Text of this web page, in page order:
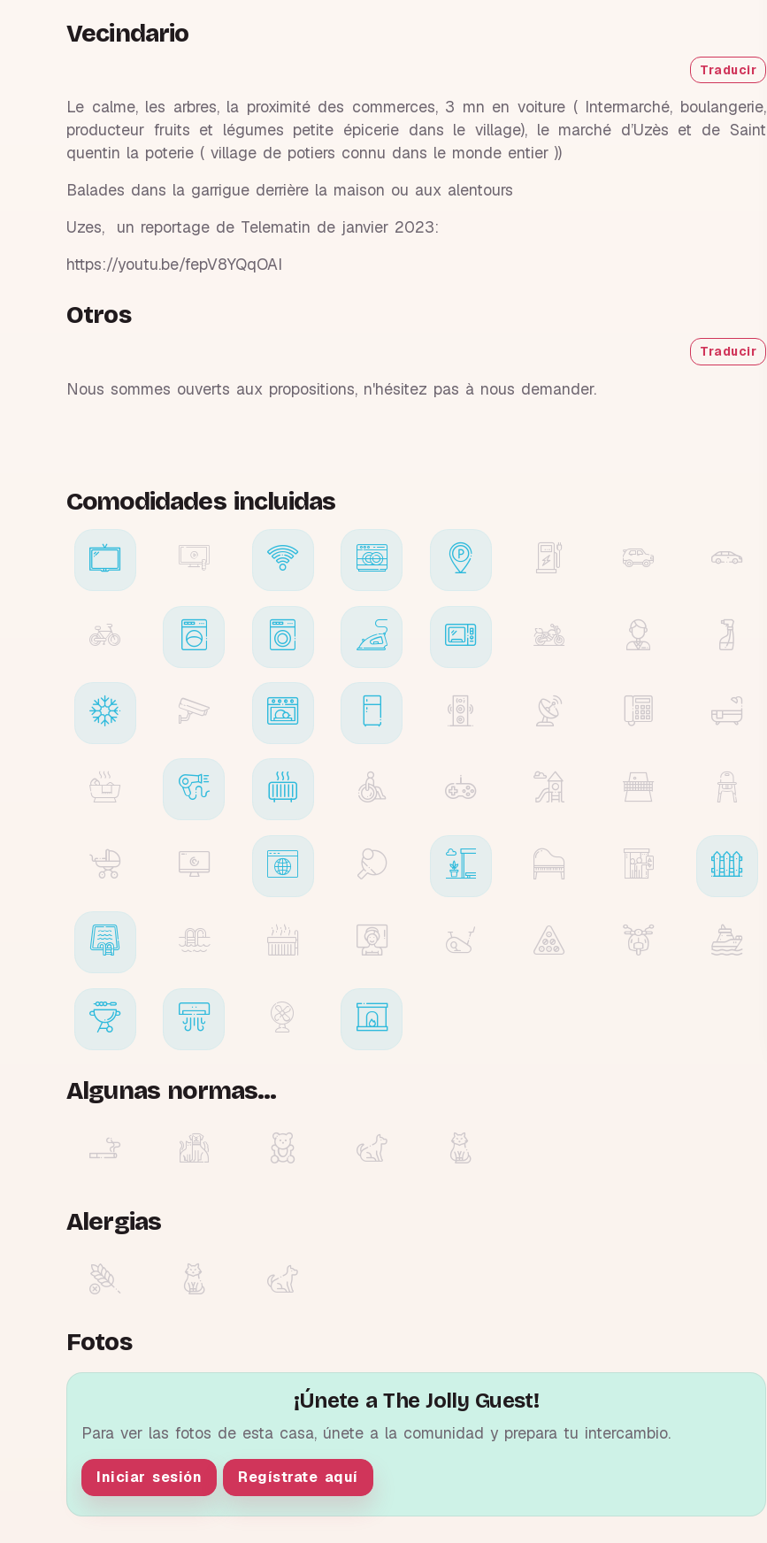
Vecindario
Traducir
Le calme, les arbres, la proximité des commerces, 3 mn en voiture ( Intermarché, boulangerie,
producteur fruits et légumes petite épicerie dans le village), le marché d’Uzès et de Saint
quentin la poterie ( village de potiers connu dans le monde entier ))
Balades dans la garrigue derrière la maison ou aux alentours
Uzes, un reportage de Telematin de janvier 2023:
https://youtu.be/fepV8YQqOAI
Otros
Traducir
Nous sommes ouverts aux propositions, n'hésitez pas à nous demander.
Comodidades incluidas
Algunas normas...
Alergias
Fotos
¡Únete a The Jolly Guest!
Para ver las fotos de esta casa, únete a la comunidad y prepara tu intercambio.
Iniciar sesión Regístrate aquí